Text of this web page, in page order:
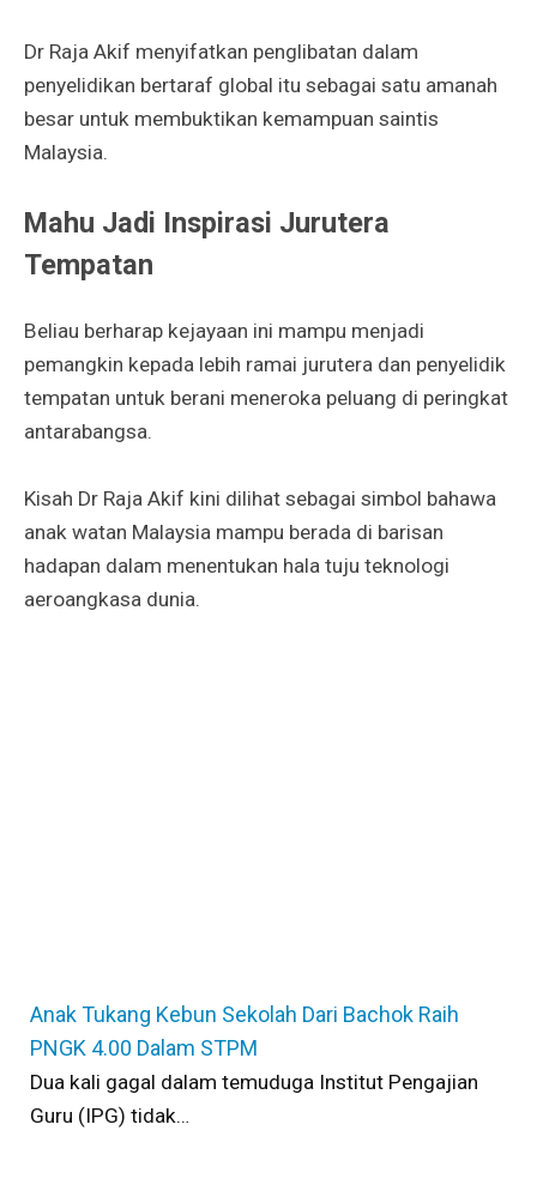
Dr Raja Akif menyifatkan penglibatan dalam
penyelidikan bertaraf global itu sebagai satu amanah
besar untuk membuktikan kemampuan saintis
Malaysia.
Mahu Jadi Inspirasi Jurutera
Tempatan
Beliau berharap kejayaan ini mampu menjadi
pemangkin kepada lebih ramai jurutera dan penyelidik
tempatan untuk berani meneroka peluang di peringkat
antarabangsa.
Kisah Dr Raja Akif kini dilihat sebagai simbol bahawa
anak watan Malaysia mampu berada di barisan
hadapan dalam menentukan hala tuju teknologi
aeroangkasa dunia.
Anak Tukang Kebun Sekolah Dari Bachok Raih
PNGK 4.00 Dalam STPM
Dua kali gagal dalam temuduga Institut Pengajian
Guru (IPG) tidak…